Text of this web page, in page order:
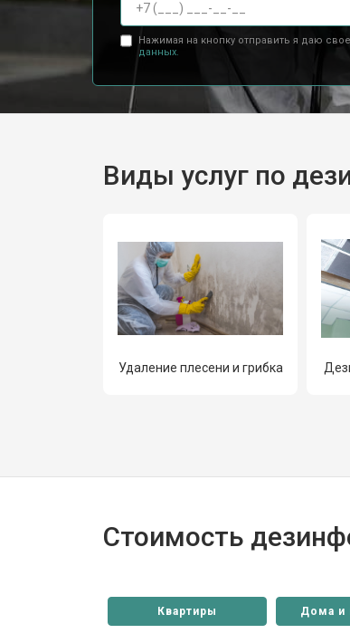
Нажимая на кнопку отправить я даю
данных.
Виды услуг по
Удаление плесени и грибка
Стоимость
Квартиры Дома и